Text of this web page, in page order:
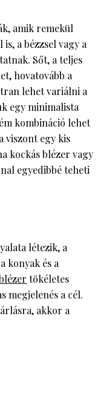
amik remekül
a bézzsel vagy a
Sőt, a teljes
hovatovább a
lehet variálni a
egy minimalista
kombináció lehet
viszont egy kis
kockás blézer vagy
egyedibbé teheti
létezik, a
konyak és a
tökéletes
megjelenés a cél.
akkor a